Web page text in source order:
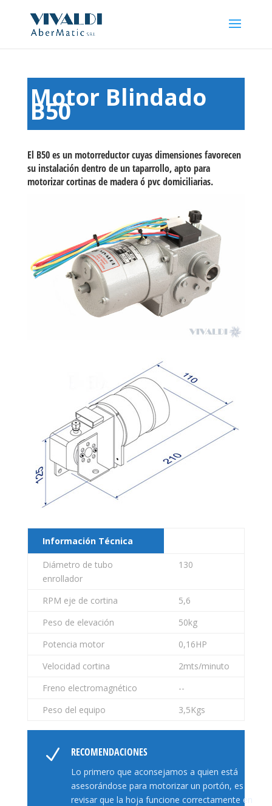
Motor Blindado
B50
El B50es un motorreductor cuyas dimensiones favorecen
su instalación dentro de un taparrollo, apto para
motorizar cortinas de madera ó pvc domiciliarias.
Información Técnica
Diámetro de tubo
enrollador
130
RPM eje de cortina
5,6
Peso de elevación
50kg
Potencia motor
0,16HP
Velocidad cortina
2mts/minuto
Freno electromagnético
--
Peso del equipo
3,5Kgs
N RECOMENDACIONES
Lo primero que aconsejamos a quien está
asesorándose para motorizar un portón, es
revisar que la hoja funcione correctamente en